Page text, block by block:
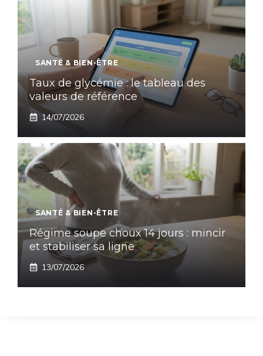
SANTÉ & BIEN-ÊTRE
Taux de glycémie : le tableau des
valeurs de référence
14/07/2026
SANTÉ & BIEN-ÊTRE
Régime soupe choux 14 jours : mincir
et stabiliser sa ligne
13/07/2026